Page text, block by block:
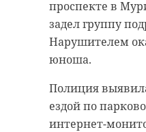
проспекте в
задел группу
Нарушителем
юноша.
Полиция
ездой по
интернет-